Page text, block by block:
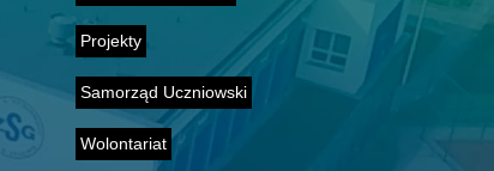
Projekty
Samorząd Uczniowski
Wolontariat